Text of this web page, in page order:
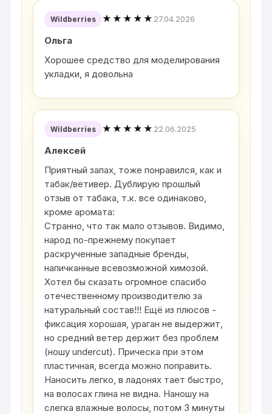
Wildberries ★★★★★ 27.04.2026
Ольга
Хорошее средство для моделирования
укладки, я довольна
Wildberries ★★★★★ 22.06.2025
Алексей
Приятный запах, тоже понравился, как и
табак/ветивер. Дублирую прошлый
отзыв от табака, т.к. все одинаково,
кроме аромата:
Странно, что так мало отзывов. Видимо,
народ по-прежнему покупает
раскрученные западные бренды,
напичканные всевозможной химозой.
Хотел бы сказать огромное спасибо
отечественному производителю за
натуральный состав!!! Ещё из плюсов -
фиксация хорошая, ураган не выдержит,
но средний ветер держит без проблем
(ношу undercut). Прическа при этом
пластичная, всегда можно поправить.
Наносить легко, в ладонях тает быстро,
на волосах глина не видна. Наношу на
слегка влажные волосы, потом 3 минуты